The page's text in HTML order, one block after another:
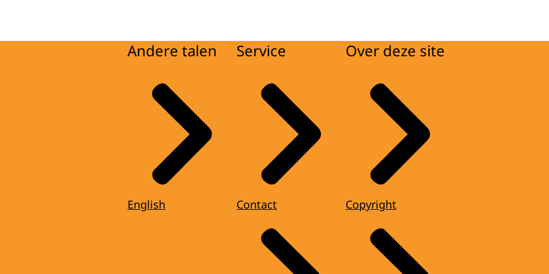
Andere talen
English
Service
Contact
Over deze site
Copyright